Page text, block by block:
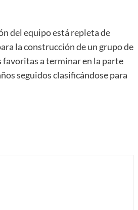
del equipo está repleta de
la construcción de un grupo de
favoritas a terminar en la parte
seguidos clasificándose para